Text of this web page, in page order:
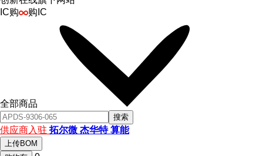
IC购
购IC
全部商品
搜索
供应商入驻 拓尔微 杰华特算能
上传BOM